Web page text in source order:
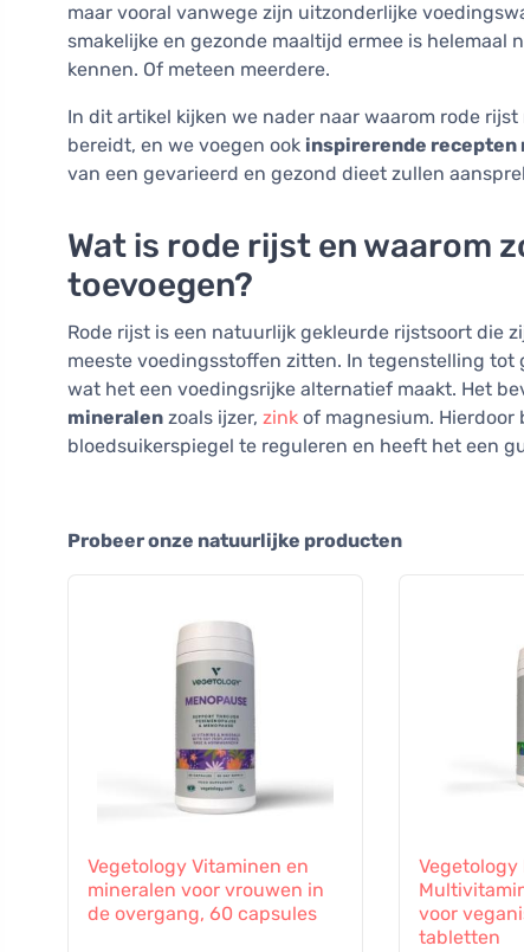
maar vooral vanwege zijn uitzonderlijke
smakelijke en gezonde maaltijd ermee is
kennen. Of meteen meerdere.
In dit artikel kijken we nader naar waarom rode
bereidt, en we voegen ook inspirerende recepten
van een gevarieerd en gezond dieet zullen
Wat is rode rijst en waarom
toevoegen?
Rode rijst is een natuurlijk gekleurde rijstsoort die
meeste voedingsstoffen zitten. In tegenstelling
wat het een voedingsrijke alternatief maakt. Het
mineralen zoals ijzer, zink of magnesium.
bloedsuikerspiegel te reguleren en heeft het een
Probeer onze natuurlijke producten
Vegetology Vitaminen en
mineralen voor vrouwen in
de overgang, 60 capsules
voor
tabletten